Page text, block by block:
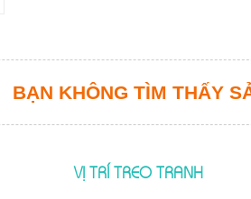
BẠN KHÔNG TÌM THẤY
VỊ TRÍ TREO TRANH